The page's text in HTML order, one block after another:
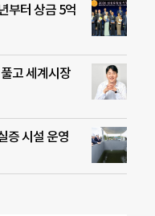
부터 상금 5억
고 세계시장
증 시설 운영